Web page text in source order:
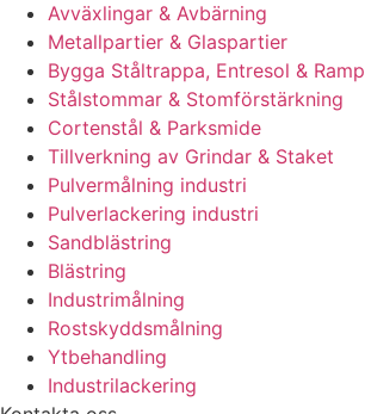
Avväxlingar & Avbärning
Metallpartier & Glaspartier
Bygga Ståltrappa, Entresol & Ramp
Stålstommar & Stomförstärkning
Cortenstål & Parksmide
Tillverkning av Grindar & Staket
Pulvermålning industri
Pulverlackering industri
Sandblästring
Blästring
Industrimålning
Rostskyddsmålning
Ytbehandling
Industrilackering